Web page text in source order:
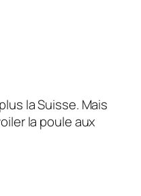
la Suisse. Mais
la poule aux